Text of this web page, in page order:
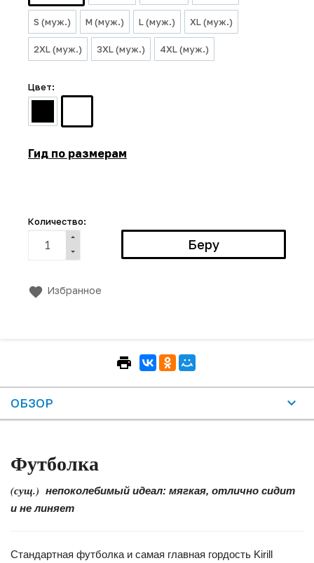
S (муж.) M (муж.) L (муж.) XL (муж.)
2XL (муж.) 3XL (муж.) 4XL (муж.)
Цвет:
Гид по размерам
Количество:
Избранное
ОБЗОР
Футболка
(сущ.) непоколебимый идеал: мягкая, отлично сидит
и не линяет
Стандартная футболка и самая главная гордость Kirill